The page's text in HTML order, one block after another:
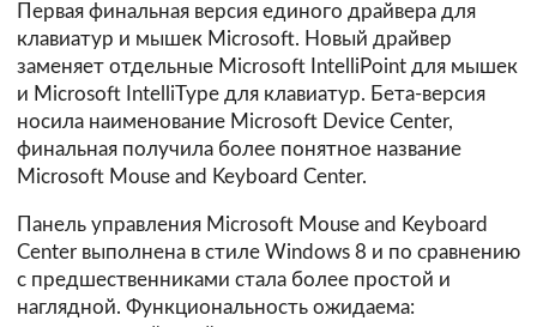
Первая финальная версия единого драйвера для
клавиатур и мышек Microsoft. Новый драйвер
заменяет отдельные Microsoft IntelliPoint для мышек
и Microsoft IntelliType для клавиатур. Бета-версия
носила наименование Microsoft Device Center,
финальная получила более понятное название
Microsoft Mouse and Keyboard Center.
Панель управления Microsoft Mouse and Keyboard
Center выполнена в стиле Windows 8 и по сравнению
с предшественниками стала более простой и
наглядной. Функциональность ожидаема: